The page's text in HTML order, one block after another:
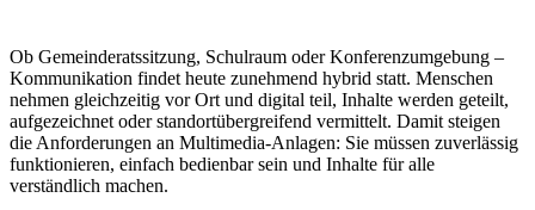
Ob Gemeinderatssitzung, Schulraum oder Konferenzumgebung –
Kommunikation findet heute zunehmend hybrid statt. Menschen
nehmen gleichzeitig vor Ort und digital teil, Inhalte werden geteilt,
aufgezeichnet oder standortübergreifend vermittelt. Damit steigen
die Anforderungen an Multimedia-Anlagen: Sie müssen zuverlässig
funktionieren, einfach bedienbar sein und Inhalte für alle
verständlich machen.